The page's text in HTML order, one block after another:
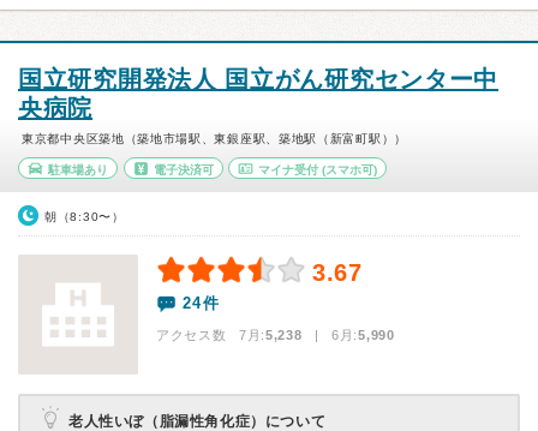
国立研究開発法人 国立がん研究センター中
央病院
東京都中央区築地（築地市場駅、東銀座駅、築地駅（新富町駅））
駐車場あり 電子決済可 マイナ受付 (スマホ可)
朝（8:30〜）
3.67
24件
アクセス数 7月:5,238 | 6月:5,990
老人性いぼ（脂漏性角化症）について